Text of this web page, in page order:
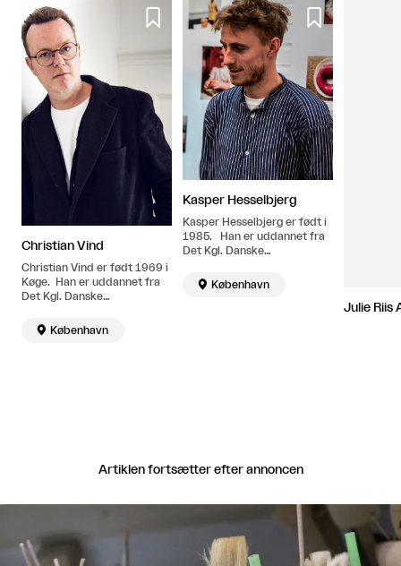

Christian Vind
Christian Vind er født 1969 i
Køge. Han er uddannet fra
Det Kgl. Danske
 København

Kasper Hesselbjerg
Kasper Hesselbjerg er født i
1985. Han er uddannet fra
Det Kgl. Danske
2013 og modtog i 2015
Astrid Noacks Legat. Bor og
 København
Julie Riis
Artiklen fortsætter efter annoncen